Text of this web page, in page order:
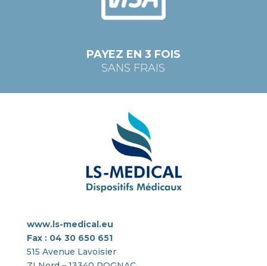
PAYEZ EN 3 FOIS
SANS FRAIS
www.ls-medical.eu
Fax : 04 30 650 651
515 Avenue Lavoisier